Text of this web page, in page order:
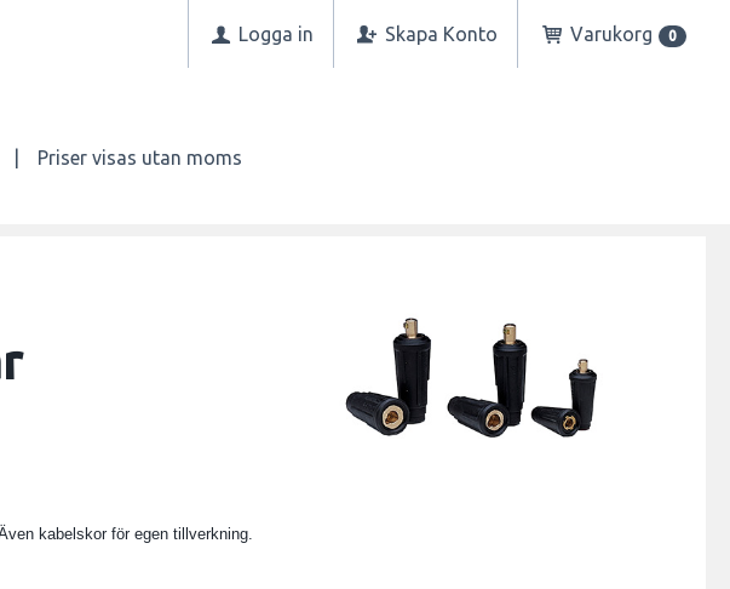
Logga in Skapa Konto Varukorg 0
Priser visas utan moms
kabelskor för egen tillverkning.